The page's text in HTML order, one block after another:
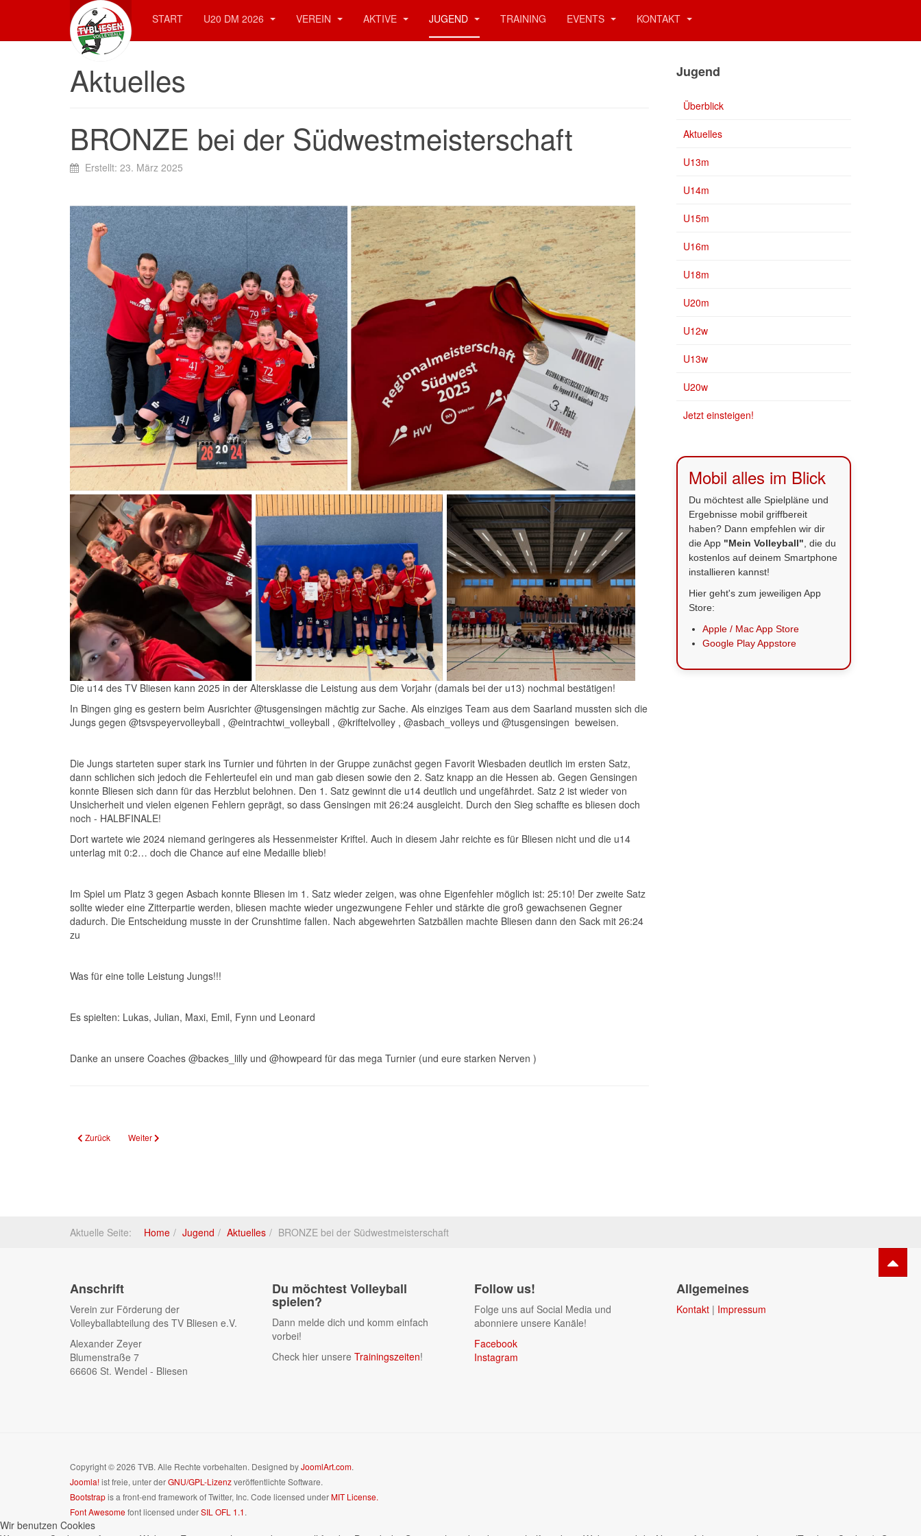
START U20 DM 2026 VEREIN AKTIVE JUGEND TRAINING EVENTS KONTAKT
Aktuelles
BRONZE bei der Südwestmeisterschaft
Erstellt: 23. März 2025
Die u14 des TV Bliesen kann 2025 in der Altersklasse die Leistung aus dem Vorjahr (damals bei der u13) nochmal bestätigen!
In Bingen ging es gestern beim Ausrichter @tusgensingen mächtig zur Sache. Als einziges Team aus dem Saarland mussten sich die
Jungs gegen @tsvspeyervolleyball , @eintrachtwi_volleyball , @kriftelvolley , @asbach_volleys und @tusgensingen beweisen.
Die Jungs starteten super stark ins Turnier und führten in der Gruppe zunächst gegen Favorit Wiesbaden deutlich im ersten Satz,
dann schlichen sich jedoch die Fehlerteufel ein und man gab diesen sowie den 2. Satz knapp an die Hessen ab. Gegen Gensingen
konnte Bliesen sich dann für das Herzblut belohnen. Den 1. Satz gewinnt die u14 deutlich und ungefährdet. Satz 2 ist wieder von
Unsicherheit und vielen eigenen Fehlern geprägt, so dass Gensingen mit 26:24 ausgleicht. Durch den Sieg schaffte es bliesen doch
noch - HALBFINALE!
Dort wartete wie 2024 niemand geringeres als Hessenmeister Kriftel. Auch in diesem Jahr reichte es für Bliesen nicht und die u14
unterlag mit 0:2… doch die Chance auf eine Medaille blieb!
Im Spiel um Platz 3 gegen Asbach konnte Bliesen im 1. Satz wieder zeigen, was ohne Eigenfehler möglich ist: 25:10! Der zweite Satz
sollte wieder eine Zitterpartie werden, bliesen machte wieder ungezwungene Fehler und stärkte die groß gewachsenen Gegner
dadurch. Die Entscheidung musste in der Crunshtime fallen. Nach abgewehrten Satzbällen machte Bliesen dann den Sack mit 26:24
zu
Was für eine tolle Leistung Jungs!!!
Es spielten: Lukas, Julian, Maxi, Emil, Fynn und Leonard
Danke an unsere Coaches @backes_lilly und @howpeard für das mega Turnier (und eure starken Nerven )
Vorheriger Beitrag: 3. Platz bei U20-SW Meisterschaft
Zurück Nächster Beitrag: U20 des TV Bliesen ist Saarlandmeister
Weiter
Jugend
Überblick
Aktuelles
U13m
U14m
U15m
U16m
U18m
U20m
U12w
U13w
U20w
Jetzt einsteigen!
Mobil alles im Blick
Du möchtest alle Spielpläne und
Ergebnisse mobil griffbereit
haben? Dann empfehlen wir dir
die App "Mein Volleyball" , die du
kostenlos auf deinem Smartphone
installieren kannst!
Hier geht's zum jeweiligen App
Store:
Apple / Mac App Store
Google Play Appstore
Aktuelle Seite: Home Jugend Aktuelles BRONZE bei der Südwestmeisterschaft
Anschrift
Verein zur Förderung der
Volleyballabteilung des TV Bliesen e.V.
Alexander Zeyer
Blumenstraße 7
66606 St. Wendel - Bliesen
Du möchtest Volleyball
spielen?
Dann melde dich und komm einfach
vorbei!
Check hier unsere Trainingszeiten!
Follow us!
Folge uns auf Social Media und
abonniere unsere Kanäle!
Facebook
Instagram
Allgemeines
Kontakt | Impressum
Copyright © 2026 TVB. Alle Rechte vorbehalten. Designed byJoomlArt.com.
Joomla!ist freie, unter derGNU/GPL-Lizenzveröffentlichte Software.
Bootstrapis a front-end framework of Twitter, Inc. Code licensed underMIT License.
Font Awesomefont licensed underSIL OFL 1.1.
Wir benutzen Cookies